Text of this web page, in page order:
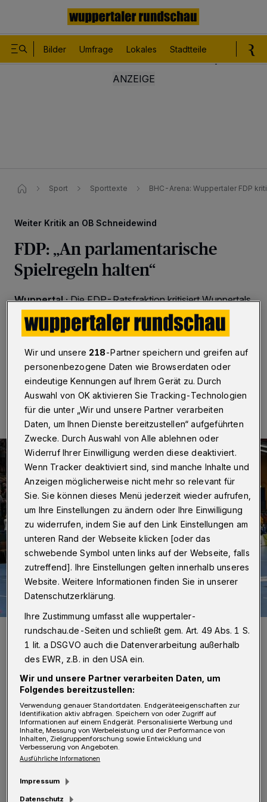
Bilder Umfrage Lokales Stadtteile
Sport Sporttexte BHC-Arena: Wuppertaler FDP
Weiter Kritik an OB Schneidewind
FDP: „An parlamentarische
Spielregeln halten“
Wuppertal·Die FDP-Ratsfraktion kritisiert Wuppertals
Oberbürgermeister Prof. Dr. Uwe Schneidewind erneut
für sein Vorgehen in Sachen BHC-Arena. Die Liberalen
stellen „grundsätzlich dessen Politikstil in Frage“.
04.10.2021 , 15:07 Uhr Eine Minute Lesezeit
Der BHC in der Solinger Klingenhalle.
Foto: Dirk Freund
„Bislang erfolgten die Mitteilungen der Stadt
in Bezug auf das Vorgehen in Sachen BHC-
Arena ohne jede Beteiligung der dafür
Wir und unsere 218-Partner speichern und greifen auf
personenbezogene Daten wie Browserdaten oder
eindeutige Kennungen auf Ihrem Gerät zu. Durch
Auswahl von OK aktivieren Sie Tracking-Technologien
für die unter „Wir und unsere Partner verarbeiten
Daten, um Ihnen Dienste bereitzustellen“ aufgeführten
Zwecke. Durch Auswahl von Alle ablehnen oder
Widerruf Ihrer Einwilligung werden diese deaktiviert.
Wenn Tracker deaktiviert sind, sind manche Inhalte und
Anzeigen möglicherweise nicht mehr so relevant für
Sie. Sie können dieses Menü jederzeit wieder aufrufen,
um Ihre Einstellungen zu ändern oder Ihre Einwilligung
zu widerrufen, indem Sie auf den Link Einstellungen am
unteren Rand der Webseite klicken [oder das
schwebende Symbol unten links auf der Webseite, falls
zutreffend]. Ihre Einstellungen gelten innerhalb unseres
Website. Weitere Informationen finden Sie in unserer
Datenschutzerklärung.
Ihre Zustimmung umfasst alle wuppertaler-
rundschau.de-Seiten und schließt gem. Art. 49 Abs. 1 S.
1 lit. a DSGVO auch die Datenverarbeitung außerhalb
des EWR, z.B. in den USA ein.
Wir und unsere Partner verarbeiten Daten, um
Folgendes bereitzustellen:
Verwendung genauer Standortdaten. Endgeräteeigenschaften zur
Identifikation aktiv abfragen. Speichern von oder Zugriff auf
Informationen auf einem Endgerät. Personalisierte Werbung und
Inhalte, Messung von Werbeleistung und der Performance von
Inhalten, Zielgruppenforschung sowie Entwicklung und
Verbesserung von Angeboten.
Ausführliche Informationen
Impressum
Datenschutz